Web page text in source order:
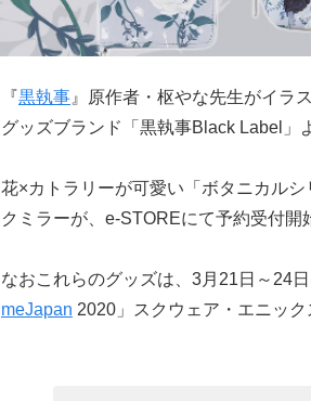
『黒執事 』原作者・枢やな先生がイラ
グッズブランド「黒執事Black Label」
花×カトラリーが可愛い「ボタニカル
クミラーが、e-STOREにて予約受付開
なおこれらのグッズは、3月21日～24
meJapan 2020」スクウェア・エニッ